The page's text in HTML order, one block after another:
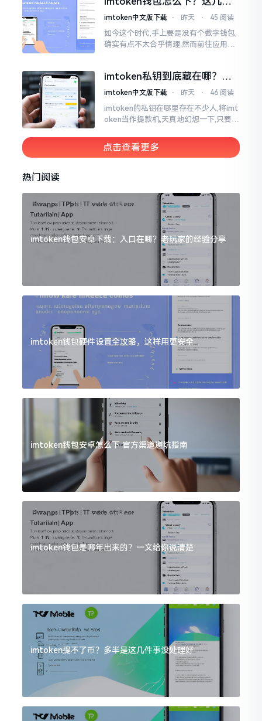
堆币
靠谱路子别走歪
imtoken中文版下载 ⋅ 昨天 ⋅ 45 阅读
如今这个时代,手上要是没有个数字钱包,
确实有点不太合乎情理,然而前往应用商
似乎相似
imtoken私钥到底藏在哪？别
慌，找对地方才安心
imtoken中文版下载 ⋅ 昨天 ⋅ 46 阅读
imtoken的私钥在哪里存在不少人,将imt
oken当作提款机,天真地幻想一下,只要把
然而,实际并不如此
点击查看更多
热门阅读
imtoken钱包安卓下载：入口在哪？老玩家的经验分享
imtoken钱包硬件设置全攻略，这样用更安全
imtoken钱包安卓怎么下 官方渠道避坑指南
imtoken钱包是哪年出来的？一文给你说清楚
imtoken提不了币？多半是这几件事没处理好